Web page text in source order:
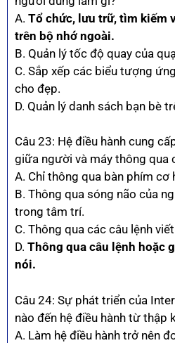
A. Tổ chức, lưu trữ, tìm kiếm
trên bộ nhớ ngoài.
B. Quản lý tốc độ quay của
C. Sắp xếp các biểu tượng
cho đẹp.
D. Quản lý danh sách bạn bè
Câu 23: Hệ điều hành cung
giữa người và máy thông qua
A. Chỉ thông qua bàn phím cơ
B. Thông qua sóng não của
trong tâm trí.
C. Thông qua các câu lệnh
D. Thông qua câu lệnh hoặc
nói.
Câu 24: Sự phát triển của
nào đến hệ điều hành từ thập
A. Làm hệ điều hành trở nên